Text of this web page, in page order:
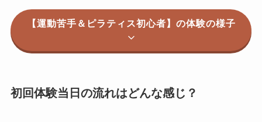
【運動苦手＆ピラティス初心者】の体験の様子
初回体験当日の流れはどんな感じ？